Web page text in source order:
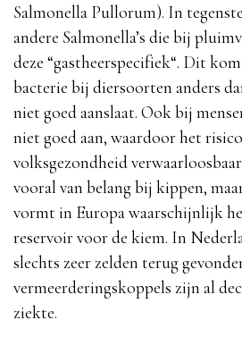
Salmonella Pullorum). In
andere Salmonella’s die bij
deze “gastheerspecifiek“. Dit
bacterie bij diersoorten anders
niet goed aanslaat. Ook bij
niet goed aan, waardoor het
volksgezondheid
vooral van belang bij kippen,
vormt in Europa waarschijnlijk
reservoir voor de kiem. In
slechts zeer zelden terug
vermeerderingskoppels zijn al
ziekte.